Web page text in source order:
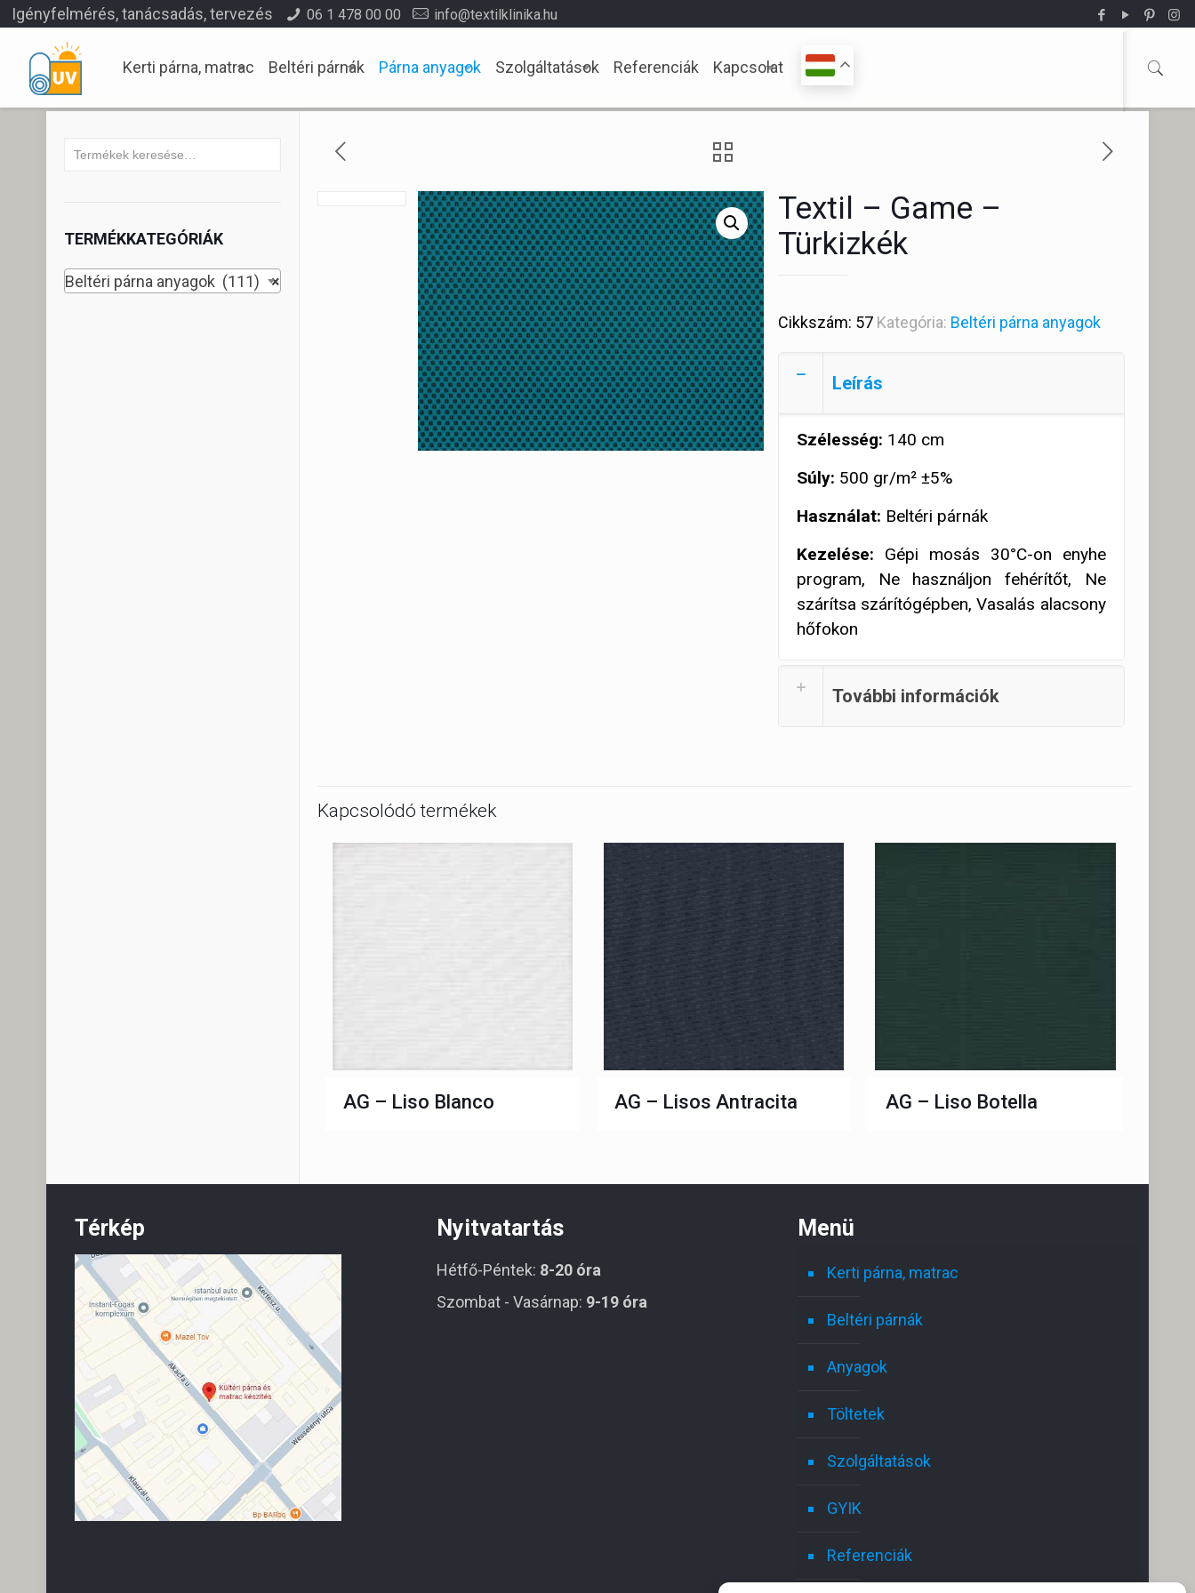
Igényfelmérés, tanácsadás, tervezés 06 1 478 00 00 info@textilklinika.hu
Kerti párna, matrac Beltéri párnák Párna anyagok Szolgáltatások Referenciák Kapcsolat
Textil – Game –
Türkizkék
Cikkszám: 57 Kategória: Beltéri párna anyagok
Leírás
Szélesség: 140 cm
Súly: 500 gr/m² ±5%
Használat: Beltéri párnák
Kezelése: Gépi mosás 30°C-on enyhe
program, Ne használjon fehérítőt, Ne
szárítsa szárítógépben, Vasalás alacsony
hőfokon
További információk
Kapcsolódó termékek
AG – Liso Blanco AG – Lisos Antracita AG – Liso Botella
TERMÉKKATEGÓRIÁK
×
Beltéri párna anyagok (111)
Térkép Nyitvatartás
Hétfő-Péntek: 8-20 óra
Szombat - Vasárnap: 9-19 óra
Menü
Kerti párna, matrac
Beltéri párnák
Anyagok
Töltetek
Szolgáltatások
GYIK
Referenciák